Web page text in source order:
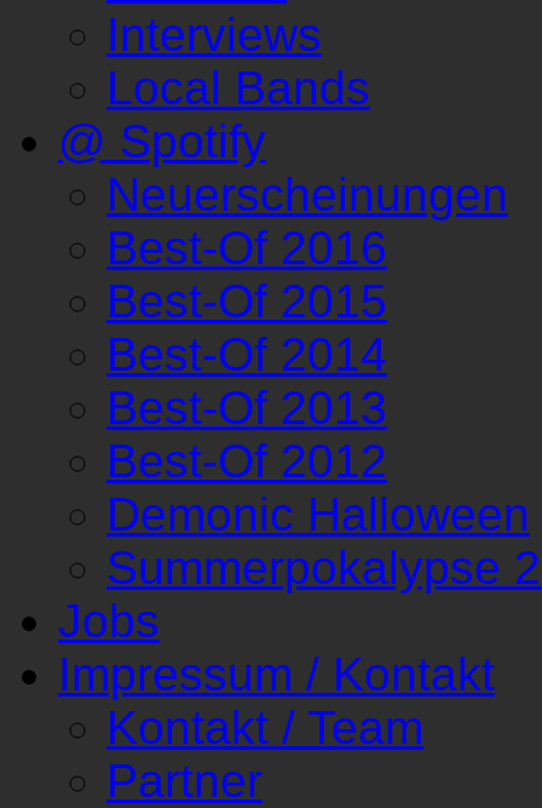
Interviews
Local Bands
@ Spotify
Neuerscheinungen
Best-Of 2016
Best-Of 2015
Best-Of 2014
Best-Of 2013
Best-Of 2012
Demonic Halloween
Summerpokalypse
Jobs
Impressum / Kontakt
Kontakt / Team
Partner